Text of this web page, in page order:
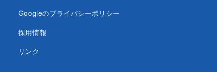
Googleのプライバシーポリシー
採用情報
リンク